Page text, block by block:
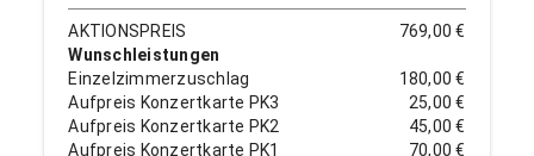
AKTIONSPREIS
769,00 €
Wunschleistungen
Einzelzimmerzuschlag
180,00 €
Aufpreis Konzertkarte PK3
25,00 €
Aufpreis Konzertkarte PK2
45,00 €
Aufpreis Konzertkarte PK1
70,00 €